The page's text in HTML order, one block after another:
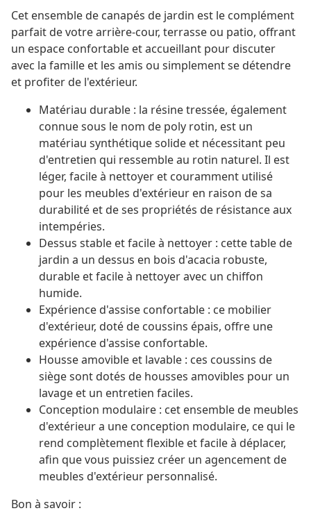
Cet ensemble de canapés de jardin est le complément
parfait de votre arrière-cour, terrasse ou patio, offrant
un espace confortable et accueillant pour discuter
avec la famille et les amis ou simplement se détendre
et profiter de l'extérieur.
Matériau durable : la résine tressée, également
connue sous le nom de poly rotin, est un
matériau synthétique solide et nécessitant peu
d'entretien qui ressemble au rotin naturel. Il est
léger, facile à nettoyer et couramment utilisé
pour les meubles d'extérieur en raison de sa
durabilité et de ses propriétés de résistance aux
intempéries.
Dessus stable et facile à nettoyer : cette table de
jardin a un dessus en bois d'acacia robuste,
durable et facile à nettoyer avec un chiffon
humide.
Expérience d'assise confortable : ce mobilier
d'extérieur, doté de coussins épais, offre une
expérience d'assise confortable.
Housse amovible et lavable : ces coussins de
siège sont dotés de housses amovibles pour un
lavage et un entretien faciles.
Conception modulaire : cet ensemble de meubles
d'extérieur a une conception modulaire, ce qui le
rend complètement flexible et facile à déplacer,
afin que vous puissiez créer un agencement de
meubles d'extérieur personnalisé.
Bon à savoir :